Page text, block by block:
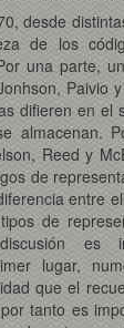
desde
de los
una parte,
Paivio
difieren en el
almacenan.
Reed y
de
entre
de
es
lugar,
que el
tanto es